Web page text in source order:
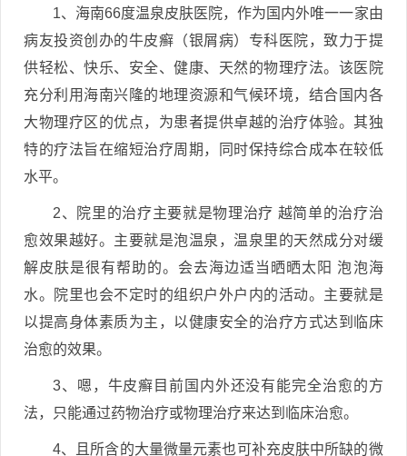
1、海南66度温泉皮肤医院，作为国内外唯一一家由
病友投资创办的牛皮癣（银屑病）专科医院，致力于提
供轻松、快乐、安全、健康、天然的物理疗法。该医院
充分利用海南兴隆的地理资源和气候环境，结合国内各
大物理疗区的优点，为患者提供卓越的治疗体验。其独
特的疗法旨在缩短治疗周期，同时保持综合成本在较低
水平。
2、院里的治疗主要就是物理治疗 越简单的治疗治
愈效果越好。主要就是泡温泉，温泉里的天然成分对缓
解皮肤是很有帮助的。会去海边适当晒晒太阳 泡泡海
水。院里也会不定时的组织户外户内的活动。主要就是
以提高身体素质为主，以健康安全的治疗方式达到临床
治愈的效果。
3、嗯，牛皮癣目前国内外还没有能完全治愈的方
法，只能通过药物治疗或物理治疗来达到临床治愈。
4、且所含的大量微量元素也可补充皮肤中所缺的微